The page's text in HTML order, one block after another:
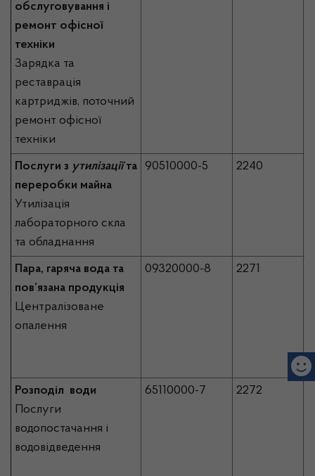
обслуговування і
ремонт офісної
техніки
Зарядка та
реставрація
картриджів, поточний
ремонт офісної
техніки
Послуги з утилізаціїта
переробки майна
Утилізація
лабораторного скла
та обладнання
90510000-5 2240
Пара, гаряча вода та
пов’язана продукція
Централізоване
опалення
09320000-8 2271
Розподіл води
Послуги
водопостачання і
водовідведення
65110000-7 2272